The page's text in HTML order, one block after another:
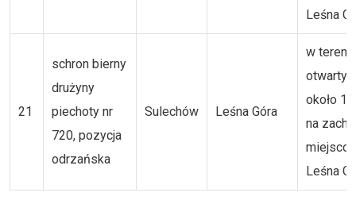
Leśna
21
schron bierny
drużyny
piechoty nr
720, pozycja
odrzańska
Sulechów Leśna Góra
w
około
na
Leśna